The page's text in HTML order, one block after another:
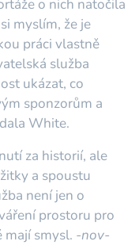
o nich natočila
myslím, že je
práci vlastně
služba
ukázat, co
sponzorům a
White.
za historií, ale
a spoustu
není jen o
prostoru pro
mají smysl. -nov-